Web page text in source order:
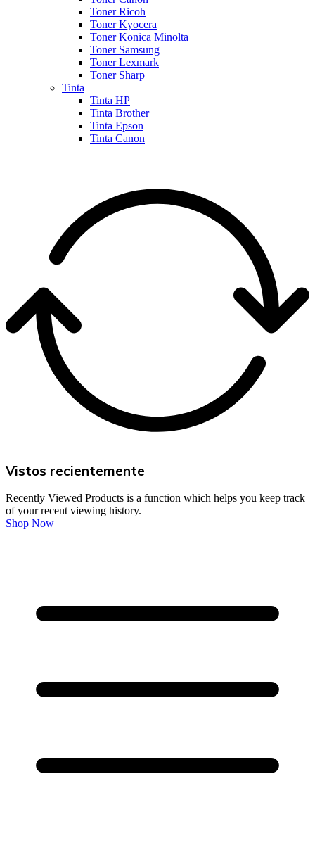
Toner Ricoh
Toner Kyocera
Toner Konica Minolta
Toner Samsung
Toner Lexmark
Toner Sharp
Tinta
Tinta HP
Tinta Brother
Tinta Epson
Tinta Canon
Vistos recientemente
Recently Viewed Products is a function which helps you keep track
of your recent viewing history.
Shop Now